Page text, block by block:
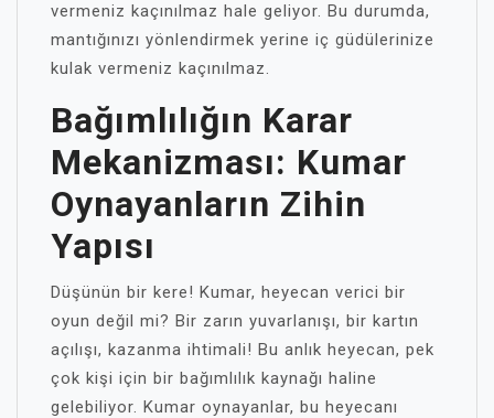
vermeniz kaçınılmaz hale geliyor. Bu durumda,
mantığınızı yönlendirmek yerine iç güdülerinize
kulak vermeniz kaçınılmaz.
Bağımlılığın Karar
Mekanizması: Kumar
Oynayanların Zihin
Yapısı
Düşünün bir kere! Kumar, heyecan verici bir
oyun değil mi? Bir zarın yuvarlanışı, bir kartın
açılışı, kazanma ihtimali! Bu anlık heyecan, pek
çok kişi için bir bağımlılık kaynağı haline
gelebiliyor. Kumar oynayanlar, bu heyecanı